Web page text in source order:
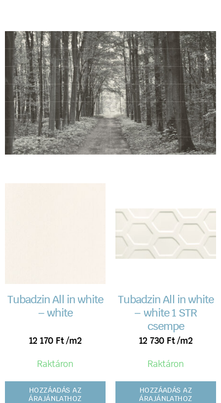
Tubadzin All in white
– white
12 170 Ft /m2
Raktáron
HOZZÁADÁS AZ
ÁRAJÁNLATHOZ
Tubadzin All in white
– white 1 STR
csempe
12 730 Ft /m2
Raktáron
HOZZÁADÁS AZ
ÁRAJÁNLATHOZ